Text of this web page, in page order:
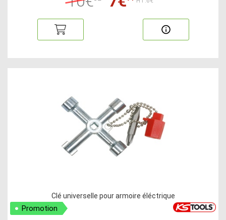
Clé universelle pour armoire éléctrique
Promotion